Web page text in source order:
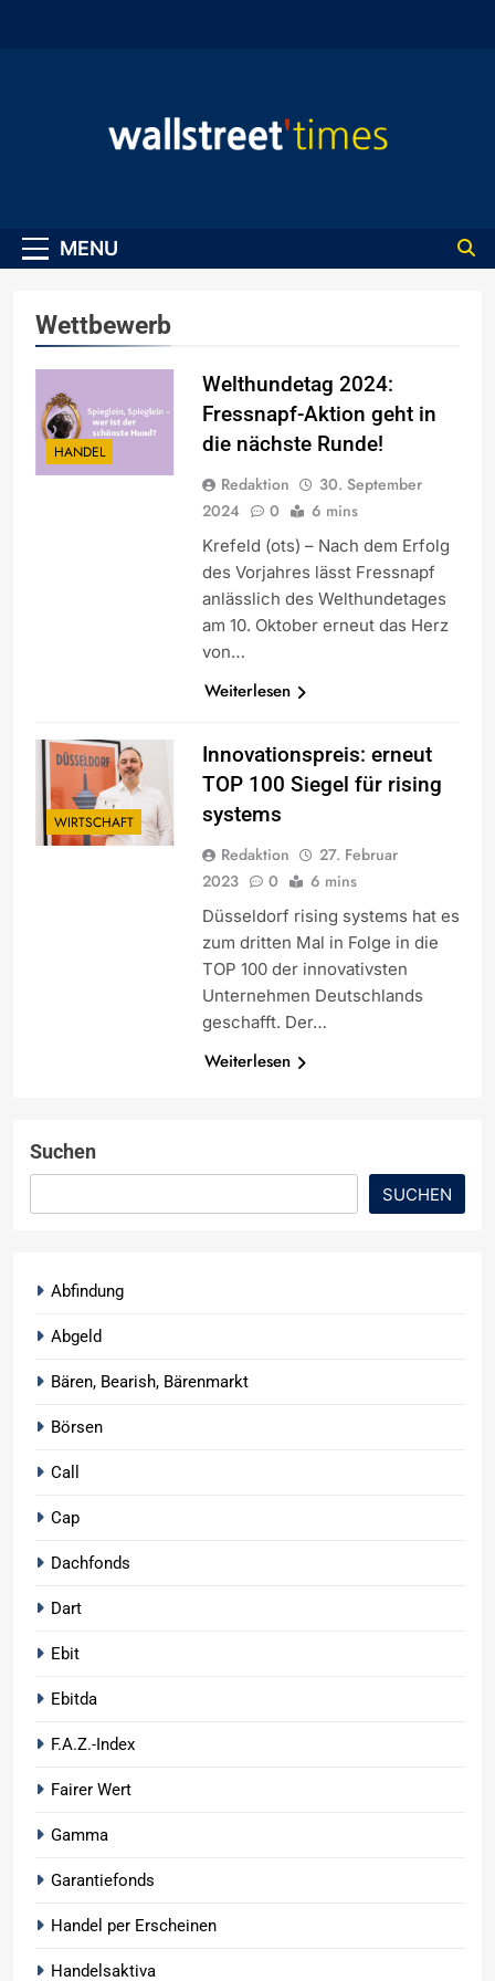
MENU
Wettbewerb
HANDEL
Welthundetag 2024:
Fressnapf-Aktion geht in
die nächste Runde!
Redaktion
30. September
2024
0 6 mins
Krefeld (ots) – Nach dem Erfolg
des Vorjahres lässt Fressnapf
anlässlich des Welthundetages
am 10. Oktober erneut das Herz
von…
Weiterlesen
WIRTSCHAFT
Innovationspreis: erneut
TOP 100 Siegel für rising
systems
Redaktion
27. Februar
2023
0 6 mins
Düsseldorf rising systems hat es
zum dritten Mal in Folge in die
TOP 100 der innovativsten
Unternehmen Deutschlands
geschafft. Der…
Weiterlesen
Suchen
SUCHEN
Abfindung
Abgeld
Bären, Bearish, Bärenmarkt
Börsen
Call
Cap
Dachfonds
Dart
Ebit
Ebitda
F.A.Z.-Index
Fairer Wert
Gamma
Garantiefonds
Handel per Erscheinen
Handelsaktiva